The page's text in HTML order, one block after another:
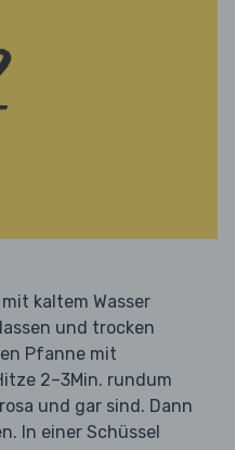
kaltem Wasser
und trocken
Pfanne mit
2–3Min. rundum
rosa und gar sind. Dann
In einer Schüssel